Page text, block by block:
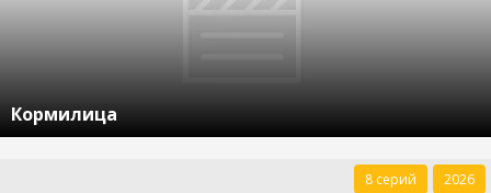
Кормилица
8 серий 2026